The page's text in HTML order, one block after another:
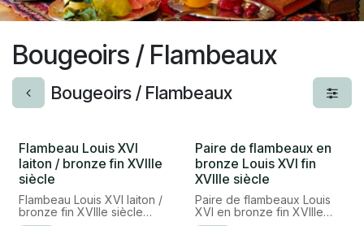
Bougeoirs / Flambeaux
Bougeoirs / Flambeaux
Flambeau Louis XVI
laiton / bronze fin XVIIIe
siècle
Flambeau Louis XVI laiton /
bronze fin XVIIIe siècle
Paire de flambeaux en
bronze Louis XVI fin
XVIIIe siècle
Paire de flambeaux Louis
XVI en bronze fin XVIIIe